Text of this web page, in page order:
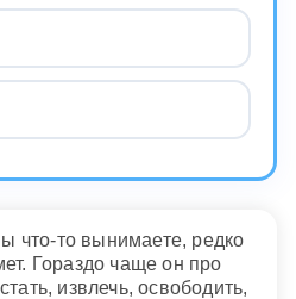
что-то вынимаете, редко
Гораздо чаще он про
извлечь, освободить,